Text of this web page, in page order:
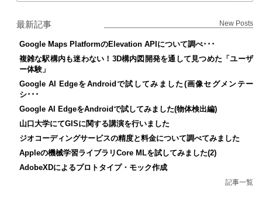
最新記事 New Posts
Google Maps PlatformのElevation APIについて調べ･･･
複雑な駅構内も迷わない！3D構内図開発を通して見つめた「ユーザ
ー体験」
Google AI EdgeをAndroidで試してみました(画像セグメンテー
シ･･･
Google AI EdgeをAndroidで試してみました(物体検出編)
山口大学にてGISに関する講演を行いました
ジオコーディングサービスの精度と料金について調べてみました
Appleの機械学習ライブラリCore MLを試してみました(2)
AdobeXDによるプロトタイプ・モック作成
記事一覧